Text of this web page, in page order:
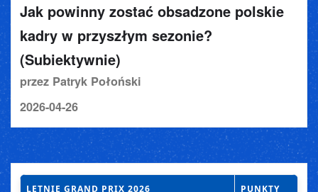
Jak powinny zostać obsadzone polskie
kadry w przyszłym sezonie?
(Subiektywnie)
przez Patryk Połoński
2026-04-26
LETNIE GRAND PRIX 2026 PUNKTY